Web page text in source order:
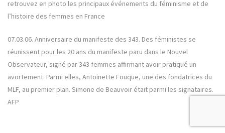
retrouvez en photo les principaux événements du féminisme et de
l’histoire des femmes en France
07.03.06. Anniversaire du manifeste des 343. Des féministes se
réunissent pour les 20 ans du manifeste paru dans le Nouvel
Observateur, signé par 343 femmes affirmant avoir pratiqué un
avortement. Parmi elles, Antoinette Fouque, une des fondatrices du
MLF, au premier plan. Simone de Beauvoir était parmi les signataires.
AFP